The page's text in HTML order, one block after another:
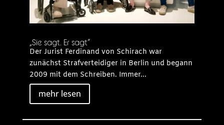
„Sie sagt. Er sagt“
Der Jurist Ferdinand von Schirach war
zunächst Strafverteidiger in Berlin und begann
2009 mit dem Schreiben. Immer...
mehr lesen